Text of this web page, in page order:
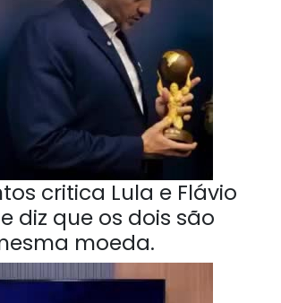
critica Lula e Flávio
diz que os dois são
moeda.